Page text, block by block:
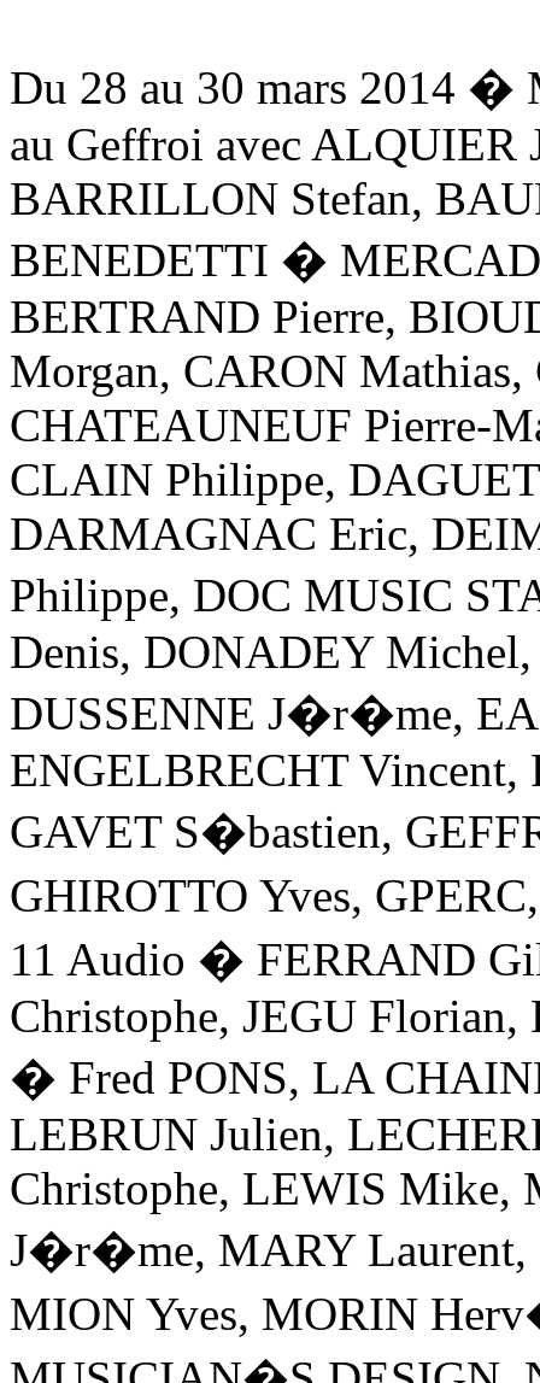
Du 28 au 30 mars 2014 �
au Geffroi avec ALQUIER
BARRILLON Stefan,
BENEDETTI �
BERTRAND Pierre,
Morgan, CARON
CHATEAUNEUF Pierre-
CLAIN Philippe,
DARMAGNAC Eric,
Philippe, DOC MUSIC
Denis, DONADEY
DUSSENNE J�r�me,
ENGELBRECHT Vincent,
GAVET S�bastien,
GHIROTTO Yves,
11 Audio � FERRAND
Christophe, JEGU
� Fred PONS, LA
LEBRUN Julien,
Christophe, LEWIS Mike,
J�r�me, MARY Laurent,
MION Yves, MORIN